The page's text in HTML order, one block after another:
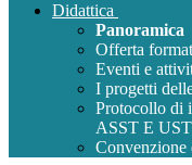
Didattica
Panoramica
Offerta
Eventi e
I progetti
Protocollo di
ASST E
Convenzione